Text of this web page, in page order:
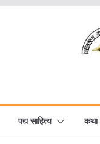
पद्य साहित्य कथा